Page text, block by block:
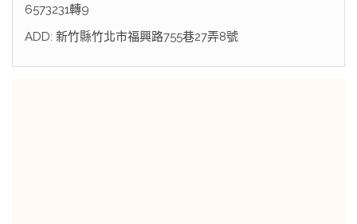
6573231轉9
ADD: 新竹縣竹北市福興路755巷27弄8號